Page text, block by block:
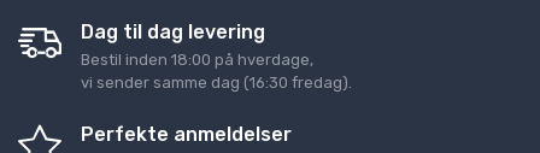
Dag til dag levering
Bestil inden 18:00 på hverdage,
vi sender samme dag (16:30 fredag).
Perfekte anmeldelser